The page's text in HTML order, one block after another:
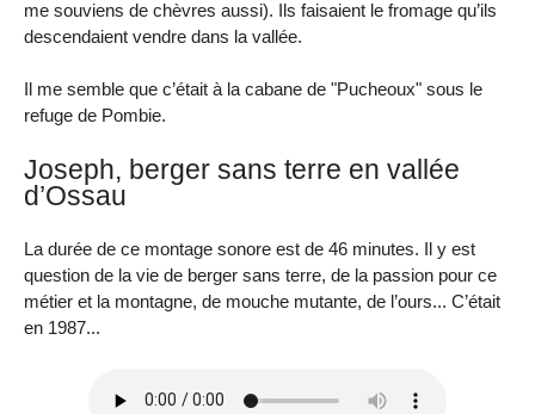
me souviens de chèvres aussi). Ils faisaient le fromage qu’ils
descendaient vendre dans la vallée.
Il me semble que c’était à la cabane de "Pucheoux" sous le
refuge de Pombie.
Joseph, berger sans terre en vallée
d’Ossau
La durée de ce montage sonore est de 46 minutes. Il y est
question de la vie de berger sans terre, de la passion pour ce
métier et la montagne, de mouche mutante, de l’ours... C’était
en 1987...